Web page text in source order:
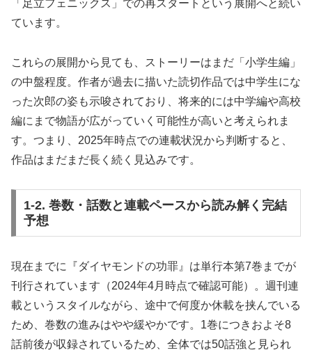
「足立フェニックス」での再スタートという展開へと続い
ています。
これらの展開から見ても、ストーリーはまだ「小学生編」
の中盤程度。作者が過去に描いた読切作品では中学生にな
った次郎の姿も示唆されており、将来的には中学編や高校
編にまで物語が広がっていく可能性が高いと考えられま
す。つまり、2025年時点での連載状況から判断すると、
作品はまだまだ長く続く見込みです。
1-2. 巻数・話数と連載ペースから読み解く完結
予想
現在までに『ダイヤモンドの功罪』は単行本第7巻までが
刊行されています（2024年4月時点で確認可能）。週刊連
載というスタイルながら、途中で何度か休載を挟んでいる
ため、巻数の進みはやや緩やかです。1巻につきおよそ8
話前後が収録されているため、全体では50話強と見られ